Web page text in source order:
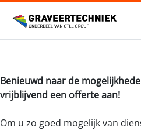
Benieuwd naar de
vrijblijvend een offerte aan!
Om u zo goed mogelijk van